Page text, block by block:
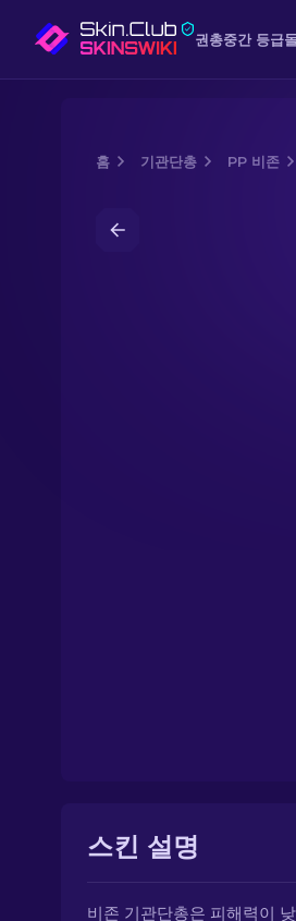
권총중간 등급
홈 기관단총 PP 비존
스킨 설명
비존 기관단총은 피해력이